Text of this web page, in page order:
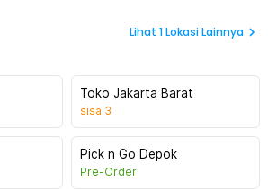
Lihat 1Lokasi Lainnya
Toko Jakarta Barat
sisa 3
Pick n Go Depok
Pre-Order